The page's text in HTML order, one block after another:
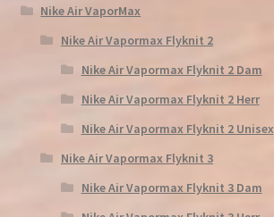
Nike Air VaporMax
Nike Air Vapormax Flyknit 2
Nike Air Vapormax Flyknit 2 Dam
Nike Air Vapormax Flyknit 2 Herr
Nike Air Vapormax Flyknit 2 Unisex
Nike Air Vapormax Flyknit 3
Nike Air Vapormax Flyknit 3 Dam